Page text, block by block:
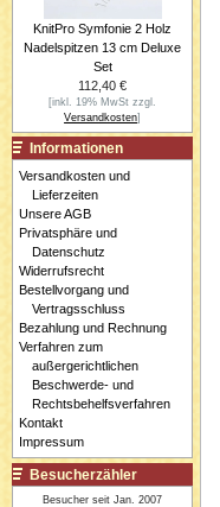
KnitPro Symfonie 2 Holz
Nadelspitzen 13 cm Deluxe
Set
112,40 €
[inkl. 19% MwSt zzgl.
Versandkosten]
Informationen
Versandkosten und
Lieferzeiten
Unsere AGB
Privatsphäre und
Datenschutz
Widerrufsrecht
Bestellvorgang und
Vertragsschluss
Bezahlung und Rechnung
Verfahren zum
außergerichtlichen
Beschwerde- und
Rechtsbehelfsverfahren
Kontakt
Impressum
Besucherzähler
Besucher seit Jan. 2007